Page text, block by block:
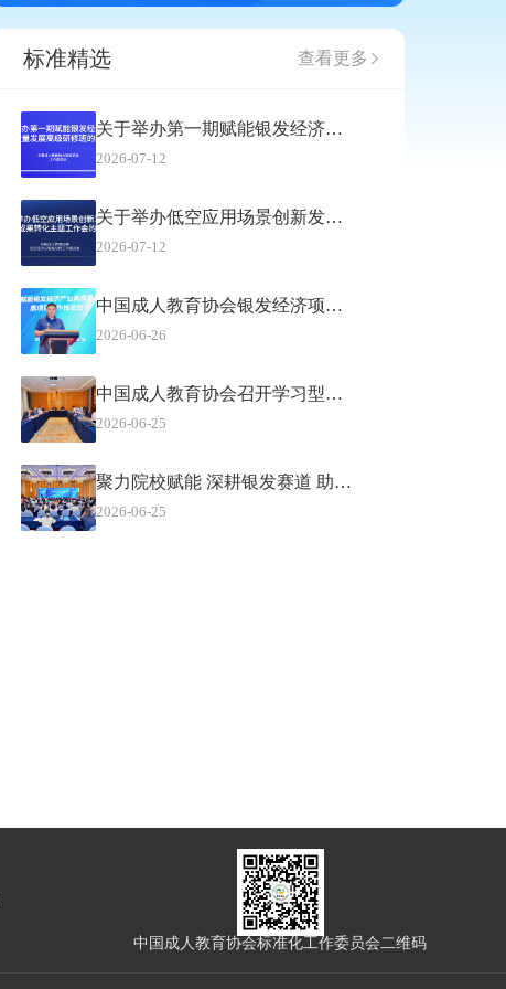
标准精选 查看更多
关于举办第一期赋能银发经济产业高质量发展高级研修班的通知
2026-07-12
关于举办低空应用场景创新发展与产教成果转化主题工作会的通知
2026-07-12
中国成人教育协会银发经济项目推进会在穗闭幕
2026-06-26
中国成人教育协会召开学习型组织建设相关团体标准预研论证会
2026-06-25
聚力院校赋能 深耕银发赛道 助推银发经济高质量发展
2026-06-25
中国成人教育协会标准化工作委员会二维码